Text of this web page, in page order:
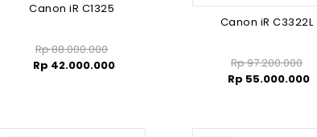
Canon iR C1325
Rp88.000.000
Rp 42.000.000
Canon iR C3322L
Rp97.200.000
Rp 55.000.000